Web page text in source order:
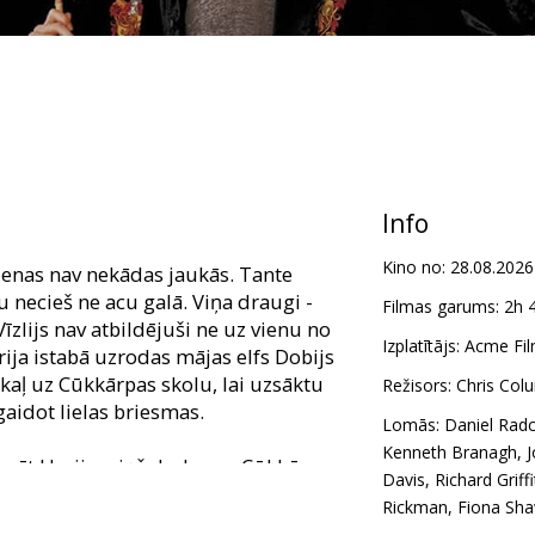
nav nekādas jaukās. Tante
ne acu galā. Viņa draugi -
nav atbildējuši ne uz vienu no
istabā uzrodas mājas elfs Dobijs
uz Cūkkārpas skolu, lai uzsāktu
lielas briesmas.
Hariju, viņš dodas uz Cūkkārpu,
Info
Kino no: 28.08.2026
Filmas garums: 2h
Izplatītājs: Acme
Režisors: Chris
Lomās: Daniel
Kenneth Branagh,
Davis, Richard
Rickman, Fiona